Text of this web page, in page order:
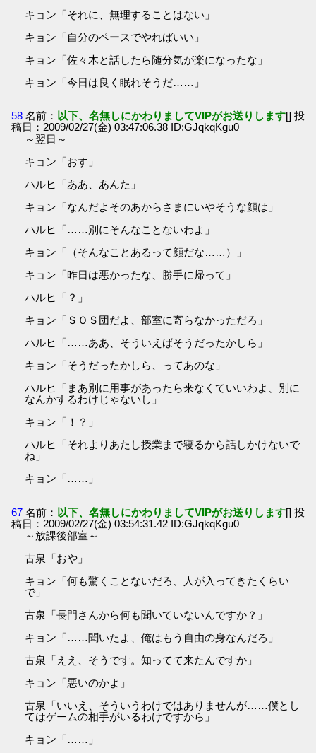
キョン「それに、無理することはない」
キョン「自分のペースでやればいい」
キョン「佐々木と話したら随分気が楽になったな」
キョン「今日は良く眠れそうだ……」
58 名前： 以下、名無しにかわりましてVIPがお送りします[] 投
稿日：2009/02/27(金) 03:47:06.38 ID:GJqkqKgu0
～翌日～
キョン「おす」
ハルヒ「ああ、あんた」
キョン「なんだよそのあからさまにいやそうな顔は」
ハルヒ「……別にそんなことないわよ」
キョン「（そんなことあるって顔だな……）」
キョン「昨日は悪かったな、勝手に帰って」
ハルヒ「？」
キョン「ＳＯＳ団だよ、部室に寄らなかっただろ」
ハルヒ「……ああ、そういえばそうだったかしら」
キョン「そうだったかしら、ってあのな」
ハルヒ「まあ別に用事があったら来なくていいわよ、別に
なんかするわけじゃないし」
キョン「！？」
ハルヒ「それよりあたし授業まで寝るから話しかけないで
ね」
キョン「……」
67 名前： 以下、名無しにかわりましてVIPがお送りします[] 投
稿日：2009/02/27(金) 03:54:31.42 ID:GJqkqKgu0
～放課後部室～
古泉「おや」
キョン「何も驚くことないだろ、人が入ってきたくらい
で」
古泉「長門さんから何も聞いていないんですか？」
キョン「……聞いたよ、俺はもう自由の身なんだろ」
古泉「ええ、そうです。知ってて来たんですか」
キョン「悪いのかよ」
古泉「いいえ、そういうわけではありませんが……僕とし
てはゲームの相手がいるわけですから」
キョン「……」